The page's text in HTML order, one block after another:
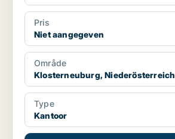
Pris
Niet aangegeven
Område
Klosterneuburg, Niederösterreich
Type
Kantoor